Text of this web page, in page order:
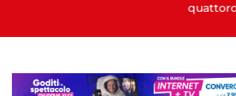
quattordicenne uc...